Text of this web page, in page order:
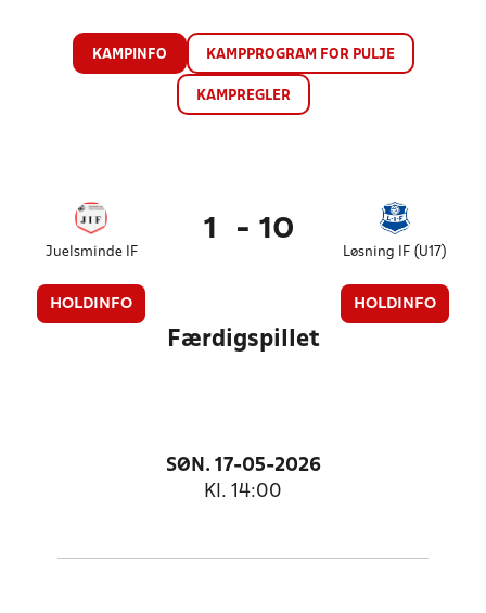
KAMPINFO KAMPPROGRAM FOR PULJE
KAMPREGLER
Juelsminde IF
HOLDINFO
1 - 10
Løsning IF (U17)
HOLDINFO
Færdigspillet
SØN. 17-05-2026
Kl. 14:00